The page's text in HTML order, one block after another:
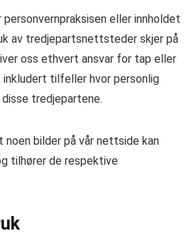
eller innholdet
av tredjepartsnettsteder skjer på
oss ethvert ansvar for tap eller
inkludert tilfeller hvor personlig
tredjepartene.
bilder på vår nettside kan
tilhører de respektive